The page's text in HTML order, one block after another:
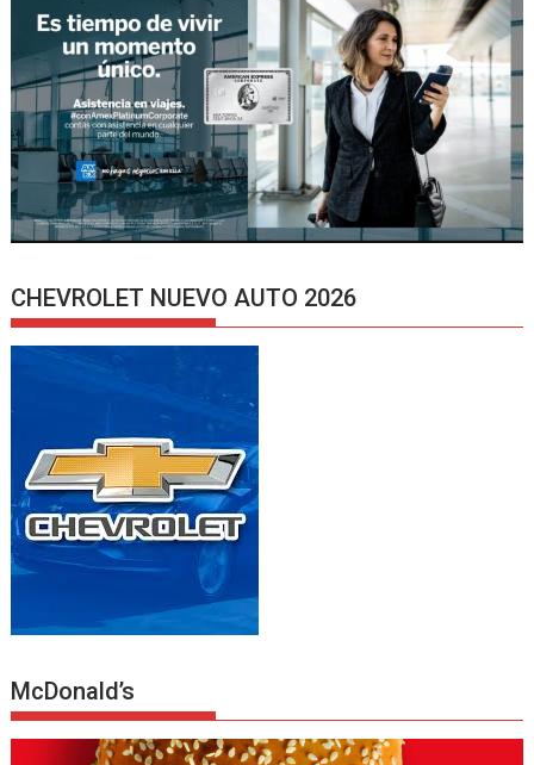
CHEVROLET NUEVO AUTO 2026
McDonald’s